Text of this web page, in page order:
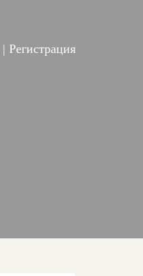
| Регистрация